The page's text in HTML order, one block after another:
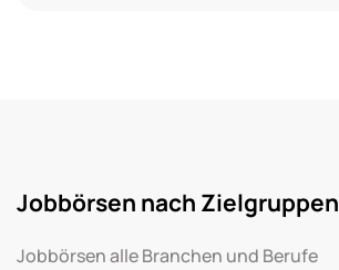
Jobbörsen nach Zielgruppen
Jobbörsen alle Branchen und Berufe